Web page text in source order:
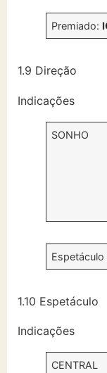
Premiado:
1.9 Direção
Indicações
SONHO
1.10 Espetáculo
Indicações
CENTRAL